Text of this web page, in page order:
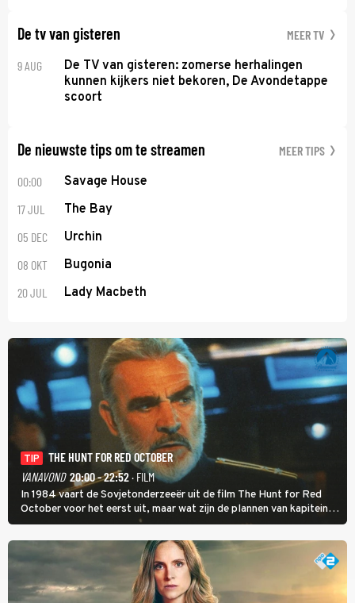
De tv van gisteren MEER TV
9 AUG
De TV van gisteren: zomerse herhalingen
kunnen kijkers niet bekoren, De Avondetappe
scoort
De nieuwste tips om te streamen MEER TIPS
00:00 Savage House
17 JUL The Bay
05 DEC Urchin
08 OKT Bugonia
20 JUL Lady Macbeth
TIP
THE HUNT FOR RED OCTOBER
VANAVOND 20:00 - 22:52· FILM
In 1984 vaart de Sovjetonderzeeër uit de film The Hunt for Red
October voor het eerst uit, maar wat zijn de plannen van kapitein
Marko Ramius?